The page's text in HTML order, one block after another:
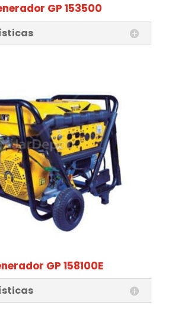
GP 153500
GP 158100E